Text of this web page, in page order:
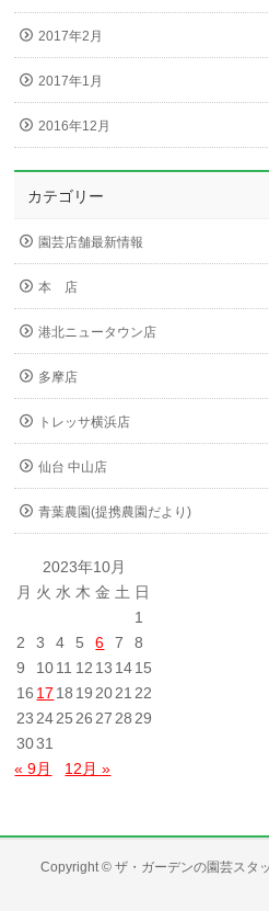
2017年2月
2017年1月
2016年12月
カテゴリー
園芸店舗最新情報
本 店
港北ニュータウン店
多摩店
トレッサ横浜店
仙台 中山店
青葉農園(提携農園だより)
2023年10月
月 火 水 木 金 土 日
1
2
3 4 5 6 7
8
9
1011 12 13 1415
16 17 18 19 2021 22
23 2425 26 27 28 29
3031
« 9月
12月 »
Copyright © ザ・ガーデンの園芸スタ